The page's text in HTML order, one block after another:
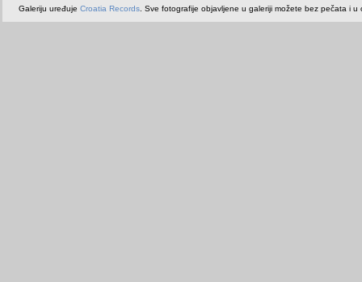
Galeriju uređuje Croatia Records . Sve fotografije objavljene u galeriji možete bez pečata i